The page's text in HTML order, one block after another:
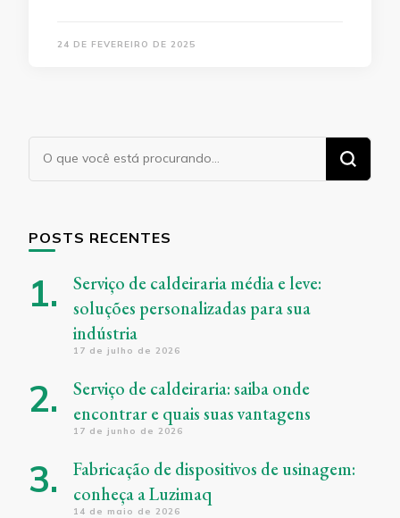
24 DE FEVEREIRO DE 2025
Procurando
algo?
POSTS RECENTES
Serviço de caldeiraria média e leve:
soluções personalizadas para sua
indústria
17 de julho de 2026
Serviço de caldeiraria: saiba onde
encontrar e quais suas vantagens
17 de junho de 2026
Fabricação de dispositivos de usinagem:
conheça a Luzimaq
14 de maio de 2026